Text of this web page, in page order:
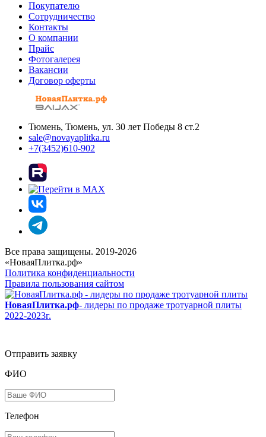
Покупателю
Сотрудничество
Контакты
О компании
Прайс
Фотогалерея
Вакансии
Договор оферты
Тюмень, Тюмень, ул. 30 лет Победы 8 ст.2
sale@novayaplitka.ru
+7(3452)610-902
Все права защищены. 2019-2026
«НоваяПлитка.рф»
Политика конфиденциальности
Правила пользования сайтом
НоваяПлитка.рф- лидеры по продаже тротуарной плиты
2022-2023г.
Отправить заявку
ФИО
Телефон